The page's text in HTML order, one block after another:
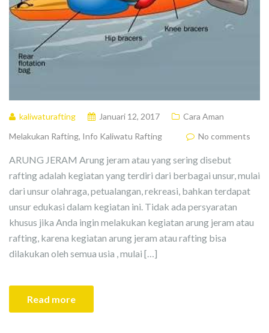
kaliwaturafting Januari 12, 2017
Cara Aman
Melakukan Rafting, Info Kaliwatu Rafting No comments
ARUNG JERAM Arung jeram atau yang sering disebut
rafting adalah kegiatan yang terdiri dari berbagai unsur, mulai
dari unsur olahraga, petualangan, rekreasi, bahkan terdapat
unsur edukasi dalam kegiatan ini. Tidak ada persyaratan
khusus jika Anda ingin melakukan kegiatan arung jeram atau
rafting, karena kegiatan arung jeram atau rafting bisa
dilakukan oleh semua usia , mulai […]
Read more